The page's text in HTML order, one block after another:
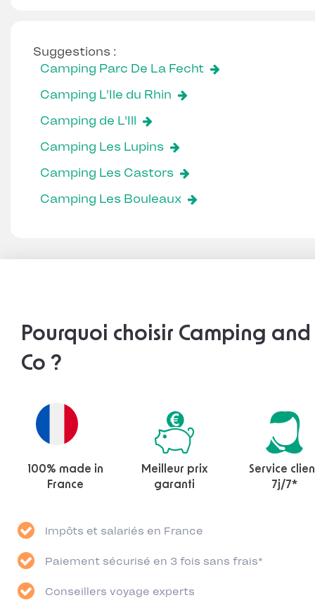
Suggestions :
Camping Parc De La Fecht
Camping L'Ile du Rhin
Camping de L'Ill
Camping Les Lupins
Camping Les Castors
Camping Les Bouleaux
Pourquoi choisir Camping and
Co ?
100% made in
France
Meilleur prix
garanti
Service
7j/7*
Impôts et salariés en France
Paiement sécurisé en 3 fois sans frais*
Conseillers voyage experts